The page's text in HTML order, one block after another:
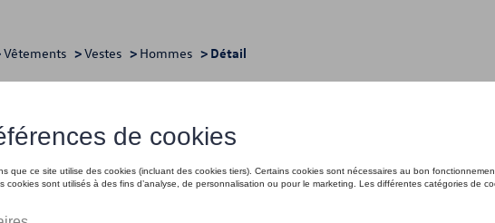
Vêtements >Vestes > Hommes > Détail
vert - XL